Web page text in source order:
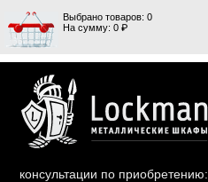
Выбрано товаров: 0
На сумму: 0 ₽
консультации по приобретению: